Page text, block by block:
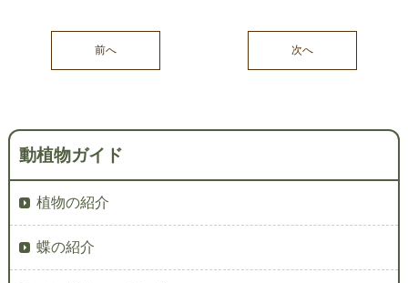
前へ 次へ
動植物ガイド
植物の紹介
蝶の紹介